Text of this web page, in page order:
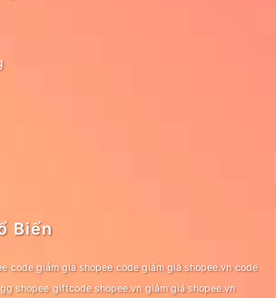
Biến
code giảm giá shopee code giảm giá shopee.vn code
gg shopee giftcode shopee.vn giảm giá shopee.vn